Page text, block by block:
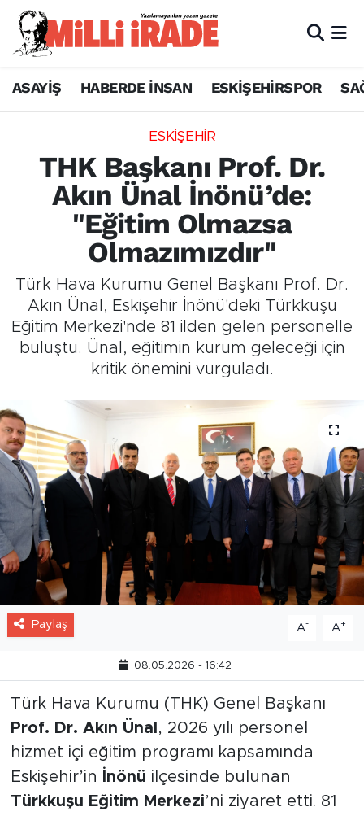
ASAYİŞ HABERDE İNSAN ESKİŞEHİRSPOR
ESKİŞEHİR
THK Başkanı Prof. Dr.
Akın Ünal İnönü’de:
"Eğitim Olmazsa
Olmazımızdır"
Türk Hava Kurumu Genel Başkanı Prof. Dr.
Akın Ünal, Eskişehir İnönü'deki Türkkuşu
Eğitim Merkezi'nde 81 ilden gelen personelle
buluştu. Ünal, eğitimin kurum geleceği için
kritik önemini vurguladı.
Paylaş A- A+
08.05.2026 - 16:42
Türk Hava Kurumu (THK) Genel Başkanı
Prof. Dr. Akın Ünal , 2026 yılı personel
hizmet içi eğitim programı kapsamında
Eskişehir’in
İnönü ilçesinde bulunan
Türkkuşu Eğitim Merkezi’ni ziyaret etti. 81